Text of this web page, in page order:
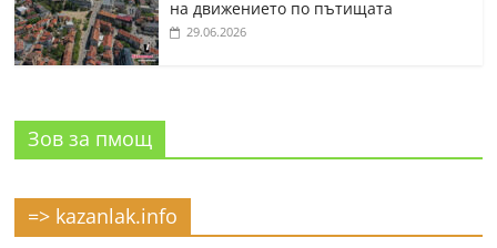
на движението по пътищата
29.06.2026
Зов за пмощ
=> kazanlak.info